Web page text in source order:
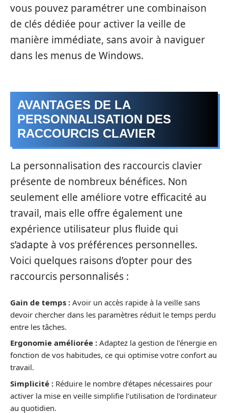
vous pouvez paramétrer une combinaison
de clés dédiée pour activer la veille de
manière immédiate, sans avoir à naviguer
dans les menus de Windows.
AVANTAGES DE LA
PERSONNALISATION DES
RACCOURCIS CLAVIER
La personnalisation des raccourcis clavier
présente de nombreux bénéfices. Non
seulement elle améliore votre efficacité au
travail, mais elle offre également une
expérience utilisateur plus fluide qui
s’adapte à vos préférences personnelles.
Voici quelques raisons d’opter pour des
raccourcis personnalisés :
Gain de temps : Avoir un accès rapide à la veille sans
devoir chercher dans les paramètres réduit le temps perdu
entre les tâches.
Ergonomie améliorée : Adaptez la gestion de l’énergie en
fonction de vos habitudes, ce qui optimise votre confort au
travail.
Simplicité : Réduire le nombre d’étapes nécessaires pour
activer la mise en veille simplifie l’utilisation de l’ordinateur
au quotidien.